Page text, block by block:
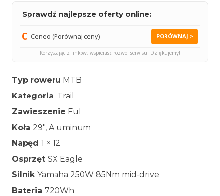
Sprawdź najlepsze oferty online:
Ceneo (Porównaj ceny) PORÓWNAJ >
Korzystając z linków, wspierasz rozwój serwisu. Dziękujemy!
Typ roweru MTB
Kategoria Trail
Zawieszenie Full
Koła 29″, Aluminum
Napęd 1 × 12
Osprzęt SX Eagle
Silnik Yamaha 250W 85Nm mid-drive
Bateria 720Wh